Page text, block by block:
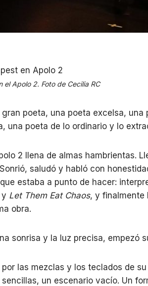
el Apolo 2. Foto de Cecilia RC
gran poeta, una poeta excelsa, una
una poeta de lo ordinario y lo
2 llena de almas hambrientas.
saludó y habló con
estaba a punto de hacer:
y Let Them Eat Chaos, y finalmente
obra.
sonrisa y la luz precisa, empezó
las mezclas y los teclados de su
un escenario vacío. Un